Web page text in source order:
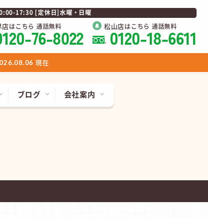
17:30 [定休日]水曜・日曜
店はこちら 通話無料
76-8022 松山店はこちら 通話無料
0120-18-6611
ブログ 会社案内
現在